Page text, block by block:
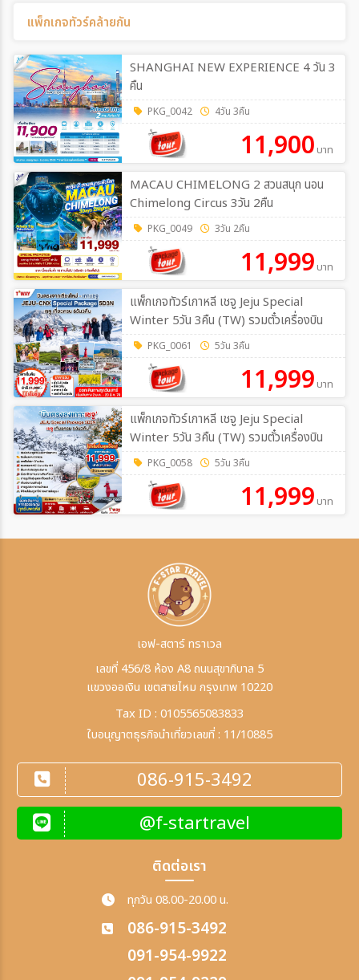
แพ็กเกจทัวร์คล้ายกัน
SHANGHAI NEW EXPERIENCE 4 วัน 3
คืน
PKG_0042 4วัน 3คืน
11,900 บาท
MACAU CHIMELONG 2 สวนสนุก นอน
Chimelong Circus 3วัน 2คืน
PKG_0049 3วัน 2คืน
11,999 บาท
แพ็กเกจทัวร์เกาหลี เชจู Jeju Special
Winter 5วัน 3คืน (TW) รวมตั๋วเครื่องบิน
PKG_0061 5วัน 3คืน
11,999 บาท
แพ็กเกจทัวร์เกาหลี เชจู Jeju Special
Winter 5วัน 3คืน (TW) รวมตั๋วเครื่องบิน
PKG_0058 5วัน 3คืน
11,999 บาท
เอฟ-สตาร์ ทราเวล
เลขที่ 456/8 ห้อง A8 ถนนสุขาภิบาล 5
แขวงออเงิน เขตสายไหม กรุงเทพ 10220
Tax ID : 0105565083833
ใบอนุญาตธุรกิจนำเที่ยวเลขที่ : 11/10885
086-915-3492
@f-startravel
ติดต่อเรา
ทุกวัน 08.00-20.00 น.
086-915-3492
091-954-9922